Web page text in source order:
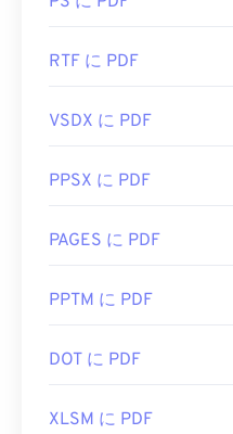
RTF に PDF
VSDX に PDF
PPSX に PDF
PAGES に PDF
PPTM に PDF
DOT に PDF
XLSM に PDF